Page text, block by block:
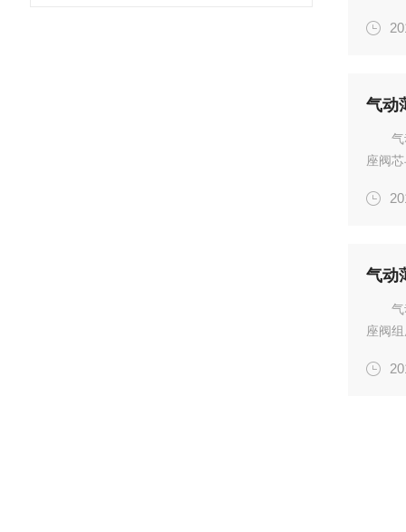
量、
气动
座阀
刷、
气动
座阀
比具